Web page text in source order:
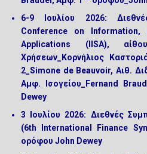
6-9
Ιουλίου 2026:
Conference on Information,
Applications (IISA),
Χρήσεων_Κορνήλιος
2_Simone de Beauvoir, Αιθ.
Αμφ. Ισογείου_Fernand
Dewey
3 Ιουλίου 2026: Διεθνές
(6th International Finance
ορόφου John Dewey